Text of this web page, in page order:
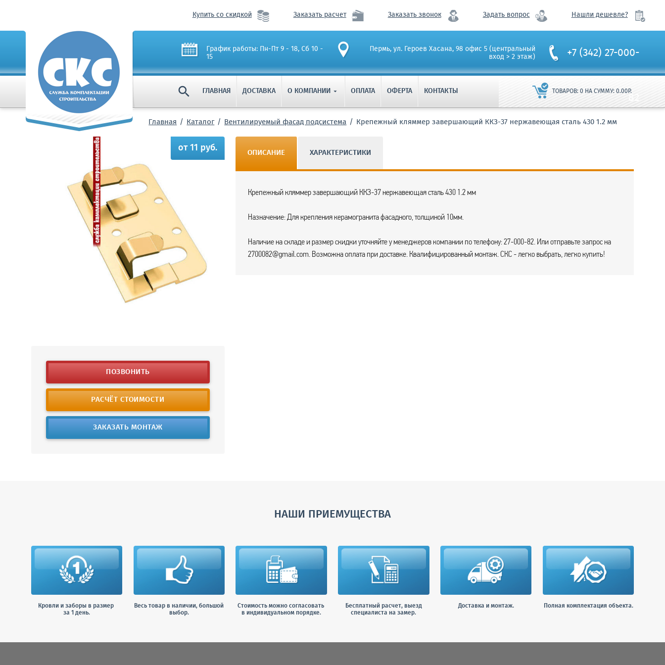
Купить со скидкой Заказать расчет Заказать звонок Задать вопрос Нашли дешевле?
График работы: Пн-Пт 9 - 18, Сб 10 -
15
Пермь, ул. Героев Хасана, 98 офис 5 (центральный
вход > 2 этаж) +7 (342) 27-000-
82
 ГЛАВНАЯ ДОСТАВКА О КОМПАНИИ  ОПЛАТА ОФЕРТА КОНТАКТЫ ТОВАРОВ:0 НА СУММУ:0.00Р.
Главная Каталог Вентилируемый фасад подсистема Крепежный кляммер завершающий ККЗ-37 нержавеющая сталь 430 1.2 мм
от 11 руб.
ПОЗВОНИТЬ
РАСЧЁТ СТОИМОСТИ
ЗАКАЗАТЬ МОНТАЖ
ОПИСАНИЕ ХАРАКТЕРИСТИКИ
Крепежный кляммер завершающий ККЗ-37 нержавеющая сталь 430 1.2 мм
Назначение: Для крепления керамогранита фасадного, толщиной 10мм.
Наличие на складе и размер скидки уточняйте у менеджеров компании по телефону: 27-000-82. Или отправьте запрос на
2700082@gmail.com. Возможна оплата при доставке. Квалифицированный монтаж. СКС - легко выбрать, легко купить!
НАШИ ПРИЕМУЩЕСТВА
Кровли и заборы в размер
за 1 день.
Весь товар в наличии, большой
выбор.
Стоимость можно согласовать
в индивидуальном порядке.
Бесплатный расчет, выезд
специалиста на замер.
Доставка и монтаж. Полная комплектация объекта.